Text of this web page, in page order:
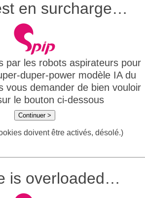
en surcharge…
par les robots aspirateurs pour
duper-power modèle IA du
vous demander de bien vouloir
le bouton ci-dessous
Continuer >
doivent être activés, désolé.)
is overloaded…